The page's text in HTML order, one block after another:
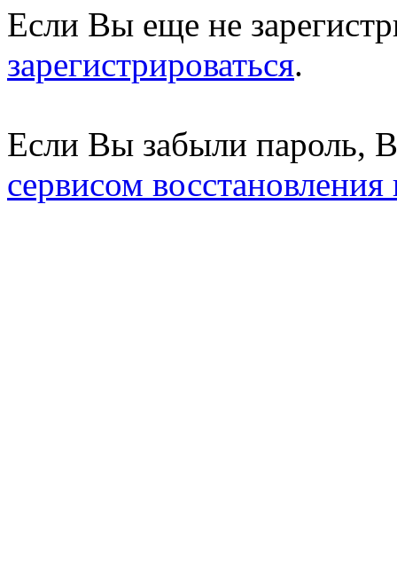
Если Вы еще не
зарегистрироваться.
Если Вы забыли пароль,
сервисом восстановления